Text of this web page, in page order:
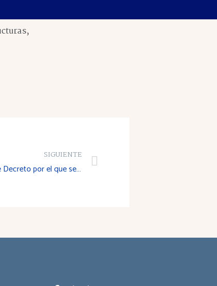
SIGUIENTE
Dictamen sobre el Proyecto de Decreto por el que se aprueba el Reglamento General de turismo de La Rioja